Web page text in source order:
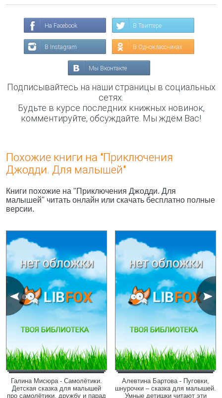
На Facebook В Твиттере
В Instagram В Одноклассниках
Мы Вконтакте
Подписывайтесь на наши страницы в социальных
сетях.
Будьте в курсе последних книжных новинок,
комментируйте, обсуждайте. Мы ждём Вас!
Похожие книги на "Приключения
Джодди. Для малышей"
Книги похожие на "Приключения Джодди. Для
малышей" читать онлайн или скачать бесплатно полные
версии.
Галина Мисюра - Самолётики.
Детская сказка для малышей
про самолётики, дружбу и парад
Алевтина Бартова - Пуговки,
шнурочки – сказка для малышей.
Умные детишки читают эти